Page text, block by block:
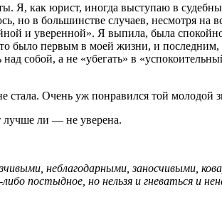
Я, как юрист, иногда выступаю в
но в большинстве случаев, несмотря
и уверенной». Я выпила, была
было первым в моей жизни, и
собой, а не «убегать» в
Очень уж понравился той молодой
лучше ли — не уверена.
неблагодарными, заносчивыми,
постыдное, но нельзя и гневаться и